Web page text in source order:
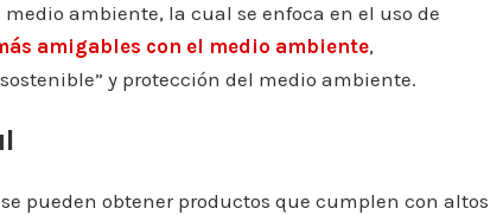
ambiente, la cual se enfoca en el uso de
amigables con el medio ambiente,
y protección del medio ambiente.
pueden obtener productos que cumplen con altos